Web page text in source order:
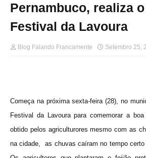
Pernambuco, realiza o
Festival da Lavoura
Blog Falando Francamente Setembro 25,
Começa na próxima sexta-feira (28), no
Festival da Lavoura para comemorar a
obtido pelos agriculturores mesmo com as
na cidade, as chuvas caíram no tempo certo